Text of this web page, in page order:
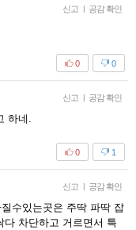
신고 공감 확인
0
0
신고 공감 확인
하네.
1
0
신고 공감 확인
수있는곳은 주딱 파딱 잡
다 차단하고 거르면서 특